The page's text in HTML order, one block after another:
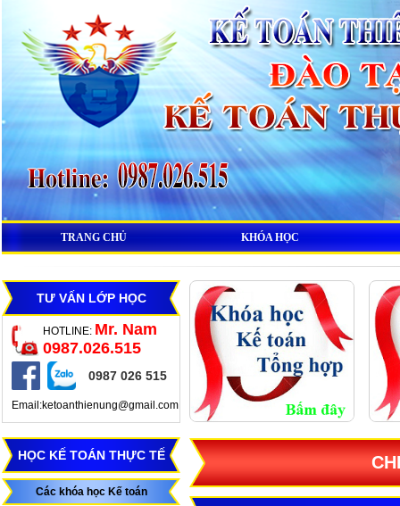
TRANG CHỦ KHÓA HỌC
TƯ VẤN LỚP HỌC
HOTLINE: Mr. Nam
0987.026.515
0987 026 515
Email:ketoanthienung@gmail.com
HỌC KẾ TOÁN THỰC TẾ
Các khóa học Kế toán